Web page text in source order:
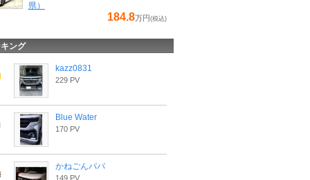
県）
184.8万円 (税込)
ング
kazz0831
229 PV
Blue Water
170 PV
かねごんパパ
149 PV